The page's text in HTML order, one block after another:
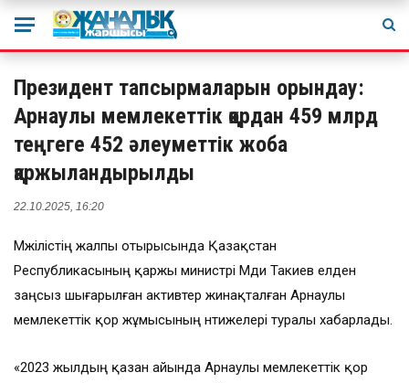
Президент тапсырмаларын орындау:
Арнаулы мемлекеттік қордан 459 млрд
теңгеге 452 әлеуметтік жоба
қаржыландырылды
22.10.2025, 16:20
Мәжілістің жалпы отырысында Қазақстан
Республикасының қаржы министрі Мәди Такиев елден
заңсыз шығарылған активтер жинақталған Арнаулы
мемлекеттік қор жұмысының нәтижелері туралы хабарлады.
«2023 жылдың қазан айында Арнаулы мемлекеттік қор